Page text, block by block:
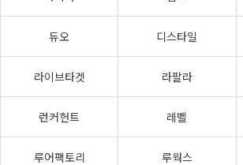
듀오 디스타일
라이브타겟 라팔라
런커헌트 레벨
루어팩토리 루웍스